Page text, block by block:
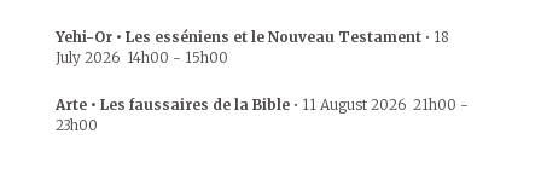
Yehi-Or • Les esséniens et le Nouveau Testament • 18
July 2026 14h00 - 15h00
Arte • Les faussaires de la Bible • 11 August 2026 21h00 -
23h00